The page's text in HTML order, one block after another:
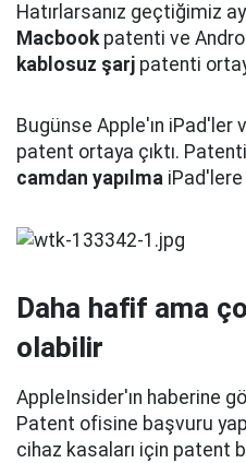
Hatırlarsanız geçtiğimiz
Macbookpatenti ve
kablosuz şarj patenti
Bugünse Apple'ın iPad'ler
patent ortaya çıktı.
camdan yapılma iPad'lere
Daha hafif ama
olabilir
AppleInsider'ın haberine
Patent ofisine başvuru
cihaz kasaları için patent